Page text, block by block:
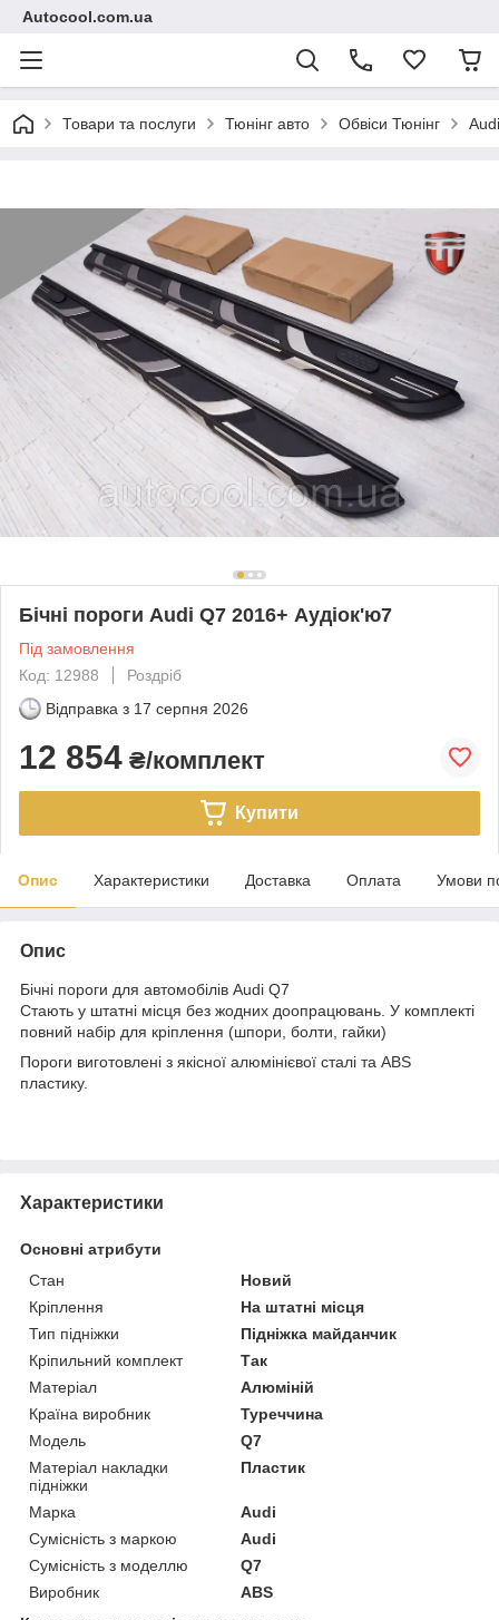
Autocool.com.ua
Товари та послуги Тюнінг авто Обвіси Тюнінг Audi
Бічні пороги Audi Q7 2016+ Аудіок'ю7
Під замовлення
Код: 12988
Роздріб
Відправка з 17 серпня 2026
12 854 ₴/комплект
Купити
Опис Характеристики Доставка Оплата Умови
Опис
Бічні пороги для автомобілів Audi Q7
Стають у штатні місця без жодних доопрацювань. У комплекті
повний набір для кріплення (шпори, болти, гайки)
Пороги виготовлені з якісної алюмінієвої сталі та ABS
пластику.
Характеристики
Основні атрибути
Стан
Новий
Кріплення
На штатні місця
Тип підніжки
Підніжка майданчик
Кріпильний комплект
Так
Матеріал
Алюміній
Країна виробник
Туреччина
Модель
Q7
Матеріал накладки
підніжки
Пластик
Марка
Audi
Сумісність з маркою
Audi
Сумісність з моделлю
Q7
Виробник
ABS